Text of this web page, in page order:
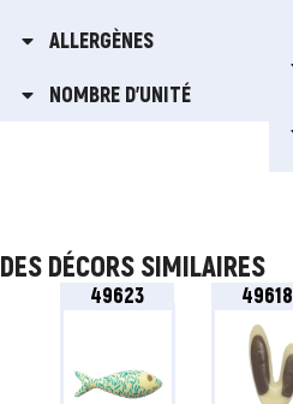
ALLERGÈNES
NOMBRE D'UNITÉ
DES DÉCORS SIMILAIRES
49623 49618